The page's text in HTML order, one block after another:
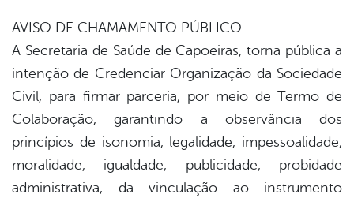
AVISO DE CHAMAMENTO PÚBLICO
A Secretaria de Saúde de Capoeiras, torna pública a
intenção de Credenciar Organização da Sociedade
Civil, para firmar parceria, por meio de Termo de
Colaboração, garantindo a observância dos
princípios de isonomia, legalidade, impessoalidade,
moralidade, igualdade, publicidade, probidade
administrativa, da vinculação ao instrumento